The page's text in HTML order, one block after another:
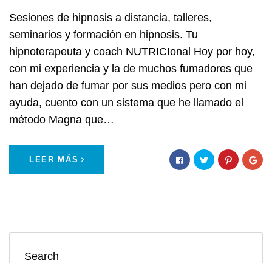
Sesiones de hipnosis a distancia, talleres,
seminarios y formación en hipnosis. Tu
hipnoterapeuta y coach NUTRICIonal Hoy por hoy,
con mi experiencia y la de muchos fumadores que
han dejado de fumar por sus medios pero con mi
ayuda, cuento con un sistema que he llamado el
método Magna que…
LEER MÁS
Search